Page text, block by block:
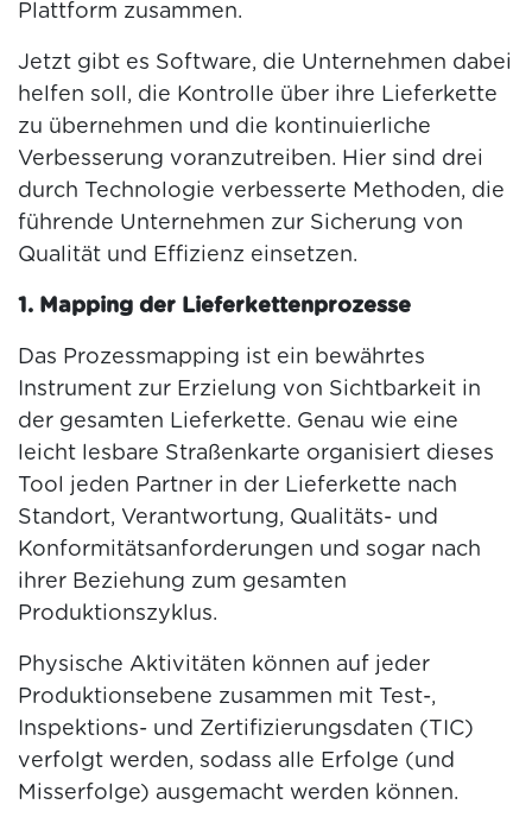
Plattform zusammen.
Jetzt gibt es Software, die Unternehmen dabei
helfen soll, die Kontrolle über ihre Lieferkette
zu übernehmen und die kontinuierliche
Verbesserung voranzutreiben. Hier sind drei
durch Technologie verbesserte Methoden, die
führende Unternehmen zur Sicherung von
Qualität und Effizienz einsetzen.
1. Mapping der Lieferkettenprozesse
Das Prozessmapping ist ein bewährtes
Instrument zur Erzielung von Sichtbarkeit in
der gesamten Lieferkette. Genau wie eine
leicht lesbare Straßenkarte organisiert dieses
Tool jeden Partner in der Lieferkette nach
Standort, Verantwortung, Qualitäts- und
Konformitätsanforderungen und sogar nach
ihrer Beziehung zum gesamten
Produktionszyklus.
Physische Aktivitäten können auf jeder
Produktionsebene zusammen mit Test-,
Inspektions- und Zertifizierungsdaten (TIC)
verfolgt werden, sodass alle Erfolge (und
Misserfolge) ausgemacht werden können.